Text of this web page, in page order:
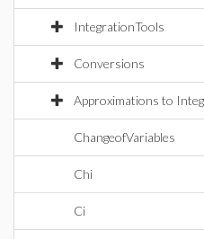
IntegrationTools
Conversions
Approximations to
ChangeofVariables
Chi
Ci